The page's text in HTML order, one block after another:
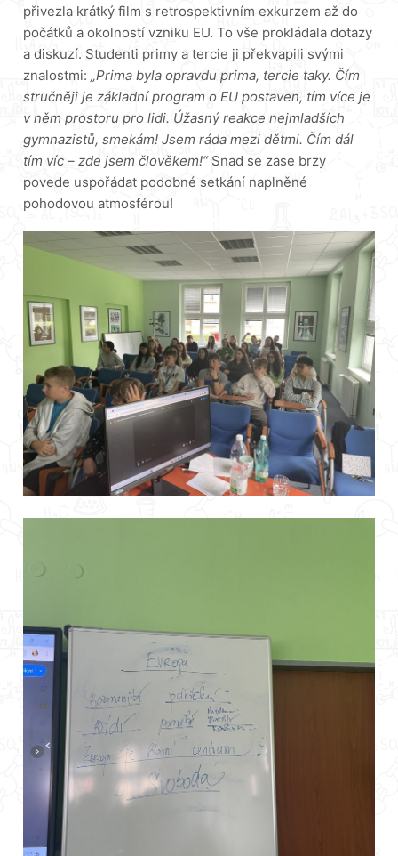
přivezla krátký film s retrospektivním exkurzem až do
počátků a okolností vzniku EU. To vše prokládala dotazy
a diskuzí. Studenti primy a tercie ji překvapili svými
znalostmi:„Prima byla opravdu prima, tercie taky. Čím
stručněji je základní program o EU postaven, tím více je
v něm prostoru pro lidi. Úžasný reakce nejmladších
gymnazistů, smekám! Jsem ráda mezi dětmi. Čím dál
tím víc – zde jsem člověkem!“Snad se zase brzy
povede uspořádat podobné setkání naplněné
pohodovou atmosférou!